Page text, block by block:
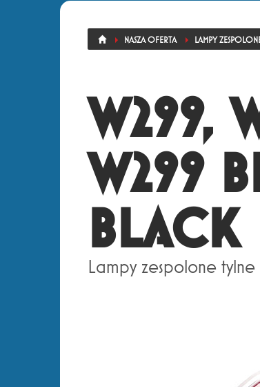
NASZA OFERTA LAMPY
W299,
W299
BLACK
Lampy zespolone tylne